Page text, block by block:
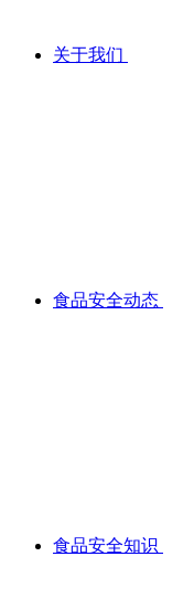
关于我们
食品安全动态
食品安全知识